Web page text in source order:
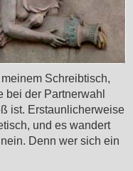
Schreibtisch,
der Partnerwahl
ist. Erstaunlicherweise
und es wandert
Denn wer sich ein